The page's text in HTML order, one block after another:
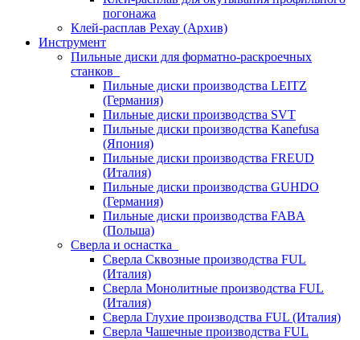
погонажа
Клей-расплав Рехау (Архив)
Инструмент
Пильные диски для форматно-раскроечных
станков
Пильные диски производства LEITZ
(Германия)
Пильные диски производства SVT
Пильные диски производства Kanefusa
(Япония)
Пильные диски производства FREUD
(Италия)
Пильные диски производства GUHDO
(Германия)
Пильные диски производства FABA
(Польша)
Сверла и оснастка
Сверла Сквозные производства FUL
(Италия)
Сверла Монолитные производства FUL
(Италия)
Сверла Глухие производства FUL (Италия)
Сверла Чашечные производства FUL